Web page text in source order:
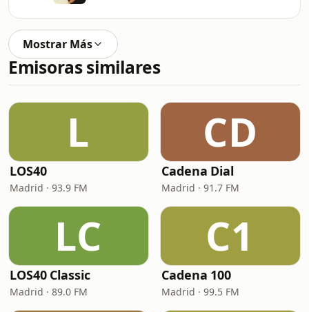
Mostrar Más
Emisoras similares
L
LOS40
Madrid · 93.9 FM
CD
Cadena Dial
Madrid · 91.7 FM
LC
LOS40 Classic
Madrid · 89.0 FM
C1
Cadena 100
Madrid · 99.5 FM